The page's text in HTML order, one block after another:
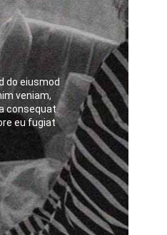
do eiusmod
veniam,
consequat.
eu fugiat